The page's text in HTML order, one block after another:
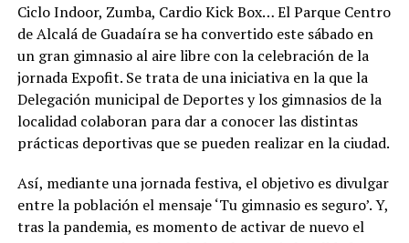
Ciclo Indoor, Zumba, Cardio Kick Box… El Parque Centro
de Alcalá de Guadaíra se ha convertido este sábado en
un gran gimnasio al aire libre con la celebración de la
jornada Expofit. Se trata de una iniciativa en la que la
Delegación municipal de Deportes y los gimnasios de la
localidad colaboran para dar a conocer las distintas
prácticas deportivas que se pueden realizar en la ciudad.
Así, mediante una jornada festiva, el objetivo es divulgar
entre la población el mensaje ‘Tu gimnasio es seguro’. Y,
tras la pandemia, es momento de activar de nuevo el